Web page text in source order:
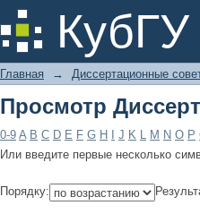
Просмотр
Главная → Диссертационные
Просмотр
0-9 A B C D E F G H J K L M N O P
Или введите первые несколько
Порядку: